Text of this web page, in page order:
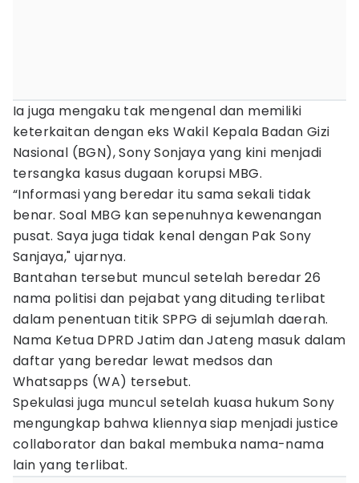
Ia juga mengaku tak mengenal dan memiliki
keterkaitan dengan eks Wakil Kepala Badan Gizi
Nasional (BGN), Sony Sonjaya yang kini menjadi
tersangka kasus dugaan korupsi MBG.
“Informasi yang beredar itu sama sekali tidak
benar. Soal MBG kan sepenuhnya kewenangan
pusat. Saya juga tidak kenal dengan Pak Sony
Sanjaya," ujarnya.
Bantahan tersebut muncul setelah beredar 26
nama politisi dan pejabat yang dituding terlibat
dalam penentuan titik SPPG di sejumlah daerah.
Nama Ketua DPRD Jatim dan Jateng masuk dalam
daftar yang beredar lewat medsos dan
Whatsapps (WA) tersebut.
Spekulasi juga muncul setelah kuasa hukum Sony
mengungkap bahwa kliennya siap menjadi justice
collaborator dan bakal membuka nama-nama
lain yang terlibat.